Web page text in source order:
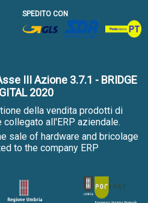
SPEDITO CON
III Azione 3.7.1 - BRIDGE
2020
della vendita prodotti di
all'ERP aziendale.
sale of hardware and bricolage
to the company ERP